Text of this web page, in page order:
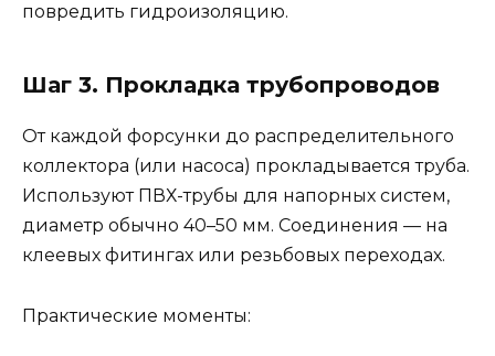
повредить гидроизоляцию.
Шаг 3. Прокладка трубопроводов
От каждой форсунки до распределительного
коллектора (или насоса) прокладывается труба.
Используют ПВХ-трубы для напорных систем,
диаметр обычно 40–50 мм. Соединения — на
клеевых фитингах или резьбовых переходах.
Практические моменты: